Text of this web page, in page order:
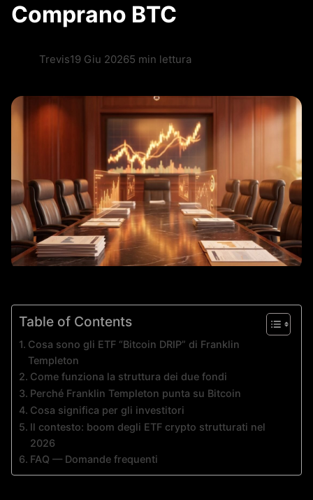
Comprano BTC
Trevis19 Giu 20265 min lettura
Table of Contents
Cosa sono gli ETF “Bitcoin DRIP” di Franklin
Templeton
Come funziona la struttura dei due fondi
Perché Franklin Templeton punta su Bitcoin
Cosa significa per gli investitori
Il contesto: boom degli ETF crypto strutturati nel
2026
FAQ — Domande frequenti